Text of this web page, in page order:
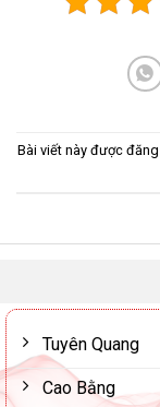
Bài viết này được
Tuyên Quang
Cao Bằng